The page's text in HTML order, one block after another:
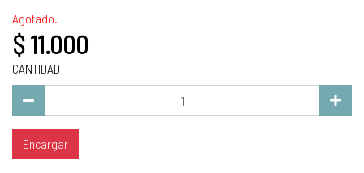
Agotado.
$ 11.000
CANTIDAD
Encargar